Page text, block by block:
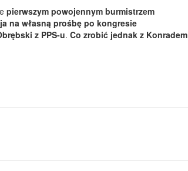
pierwszym powojennym burmistrzem
na własną prośbę po kongresie
z PPS-u. Co zrobić jednak z Konradem